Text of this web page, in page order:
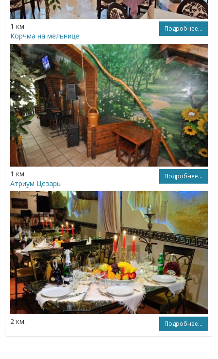
1 км. Подробнее...
Корчма на мельнице
1 км. Подробнее...
Атриум Цезарь
2 км. Подробнее...